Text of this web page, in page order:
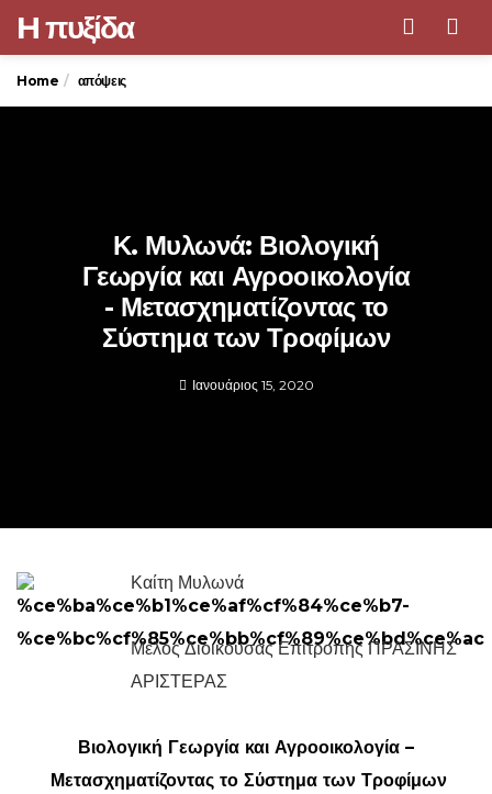
H πυξίδα
Home απόψεις
Κ. Μυλωνά: Βιολογική
Γεωργία και Αγροοικολογία
- Μετασχηματίζοντας το
Σύστημα των Τροφίμων
Ιανουάριος 15, 2020
Καίτη Μυλωνά
Μέλος Διοικούσας Επιτροπής ΠΡΑΣΙΝΗΣ
ΑΡΙΣΤΕΡΑΣ
Βιολογική Γεωργία και Αγροοικολογία –
Μετασχηματίζοντας το Σύστημα των Τροφίμων